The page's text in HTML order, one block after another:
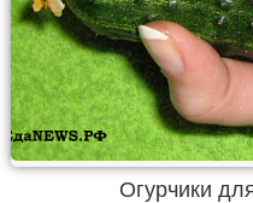
Огурчики